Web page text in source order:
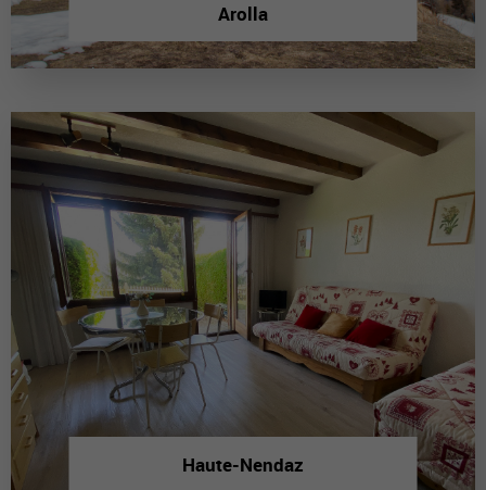
Arolla
Haute-Nendaz